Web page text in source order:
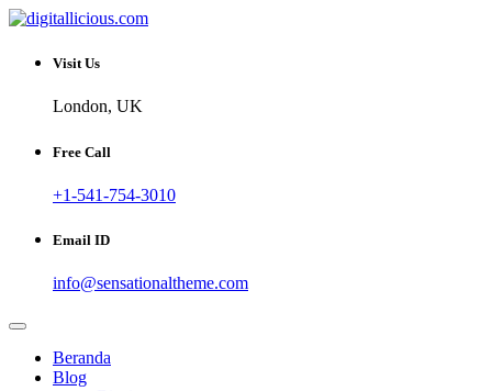
Skip
content
digitallicious.com
Sharing Digital Information
Visit Us
London, UK
Free Call
+1-541-754-3010
Email ID
info@sensationaltheme.com
Beranda
Blog